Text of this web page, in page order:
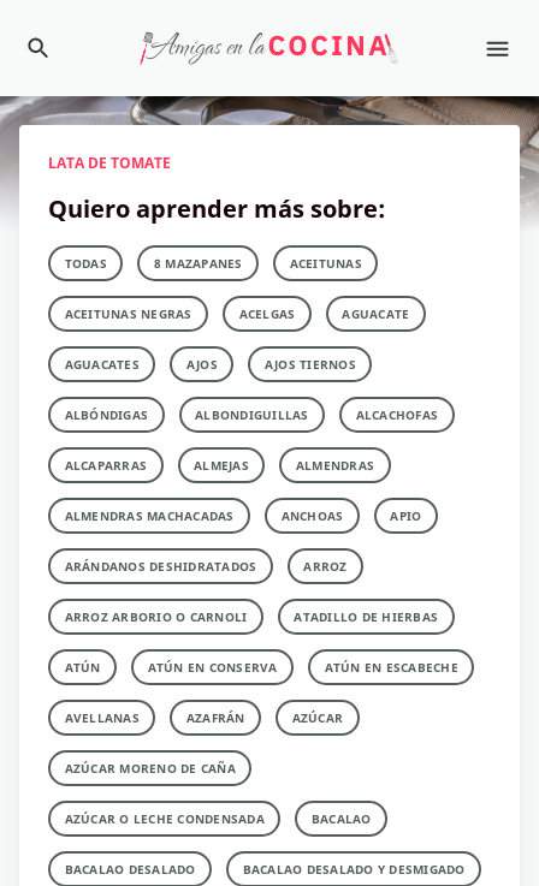
LATA DE TOMATE
Quiero aprender más sobre:
TODAS 8 MAZAPANES ACEITUNAS
ACEITUNAS NEGRAS ACELGAS AGUACATE
AGUACATES AJOS AJOS TIERNOS
ALBÓNDIGAS ALBONDIGUILLAS ALCACHOFAS
ALCAPARRAS ALMEJAS ALMENDRAS
ALMENDRAS MACHACADAS ANCHOAS APIO
ARÁNDANOS DESHIDRATADOS ARROZ
ARROZ ARBORIO O CARNOLI ATADILLO DE HIERBAS
ATÚN ATÚN EN CONSERVA ATÚN EN ESCABECHE
AVELLANAS AZAFRÁN AZÚCAR
AZÚCAR MORENO DE CAÑA
AZÚCAR O LECHE CONDENSADA BACALAO
BACALAO DESALADO BACALAO DESALADO Y DESMIGADO